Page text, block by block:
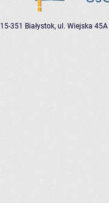
15-351 Białystok, ul. Wiejska 45A